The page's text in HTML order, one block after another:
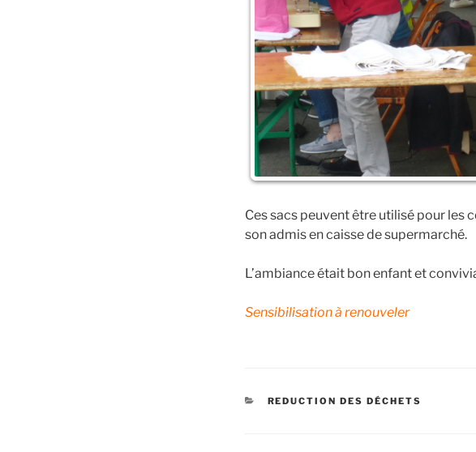
Ces sacs peuvent être utilisé pour les
son admis en caisse de supermarché.
L’ambiance était bon enfant et
Sensibilisation à renouveler
CATÉGORIES
REDUCTION DES DÉCHETS